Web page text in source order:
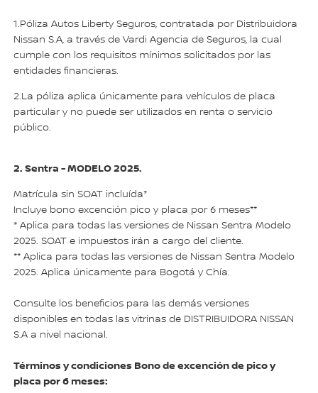
1.Póliza Autos Liberty Seguros, contratada por Distribuidora
Nissan S.A, a través de Vardi Agencia de Seguros, la cual
cumple con los requisitos mínimos solicitados por las
entidades financieras.
2.La póliza aplica únicamente para vehículos de placa
particular y no puede ser utilizados en renta o servicio
público.
2. Sentra - MODELO 2025.
Matrícula sin SOAT incluída*
Incluye bono excención pico y placa por 6 meses**
* Aplica para todas las versiones de Nissan Sentra Modelo
2025. SOAT e impuestos irán a cargo del cliente.
** Aplica para todas las versiones de Nissan Sentra Modelo
2025. Aplica únicamente para Bogotá y Chía.
Consulte los beneficios para las demás versiones
disponibles en todas las vitrinas de DISTRIBUIDORA NISSAN
S.A a nivel nacional.
Términos y condiciones Bono de excención de pico y
placa por 6 meses: